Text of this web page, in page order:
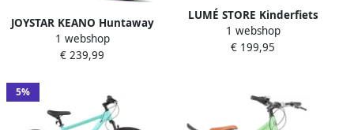
JOYSTAR KEANO Huntaway
Mountainbike 20 inch
Kinder MTB 7 Versnellingen
1 webshop
€ 239,99
LUMÉ STORE Kinderfiets
Mountainbike Fatbike 7
Versnellingen Antislip
1 webshop
€ 199,95
5%